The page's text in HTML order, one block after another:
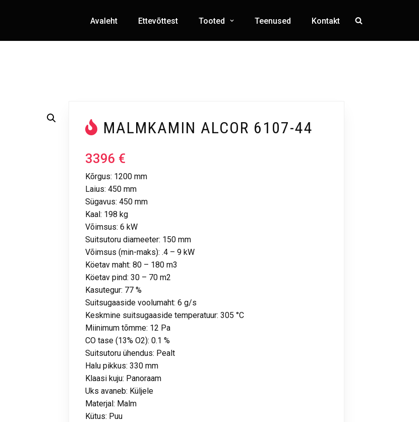
Avaleht Ettevõttest Tooted Teenused Kontakt
MALMKAMIN ALCOR 6107-44
3396 €
Kõrgus: 1200 mm
Laius: 450 mm
Sügavus: 450 mm
Kaal: 198 kg
Võimsus: 6 kW
Suitsutoru diameeter: 150 mm
Võimsus (min-maks): .4 – 9 kW
Köetav maht: 80 – 180 m3
Köetav pind: 30 – 70 m2
Kasutegur: 77 %
Suitsugaaside voolumaht: 6 g/s
Keskmine suitsugaaside temperatuur: 305 °C
Miinimum tõmme: 12 Pa
CO tase (13% O2): 0.1 %
Suitsutoru ühendus: Pealt
Halu pikkus: 330 mm
Klaasi kuju: Panoraam
Uks avaneb: Küljele
Materjal: Malm
Kütus: Puu